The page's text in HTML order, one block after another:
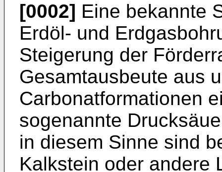
[0002] Eine bekannte
Erdöl- und
Steigerung der
Gesamtausbeute aus
Carbonatformationen
sogenannte
in diesem Sinne sind
Kalkstein oder andere